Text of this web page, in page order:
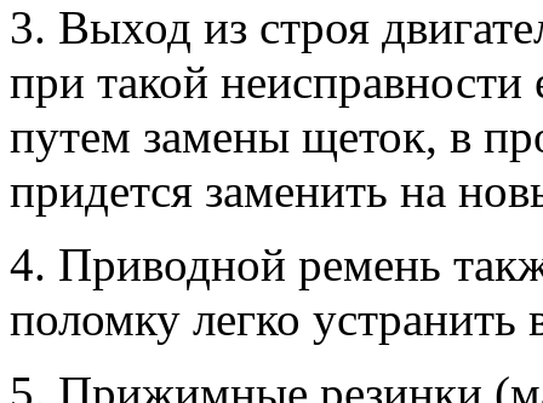
3. Выход из строя
при такой
путем замены щеток, в
придется заменить на
4. Приводной ремень
поломку легко